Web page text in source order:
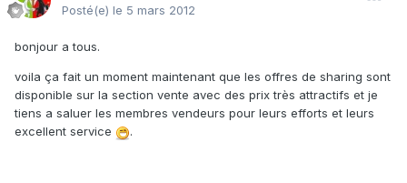
Posté(e) le 5 mars 2012
bonjour a tous.
voila ça fait un moment maintenant que les offres de sharing sont
disponible sur la section vente avec des prix très attractifs et je
tiens a saluer les membres vendeurs pour leurs efforts et leurs
excellent service
.